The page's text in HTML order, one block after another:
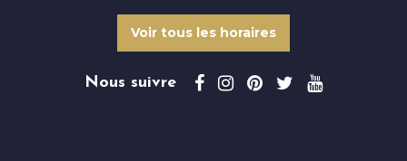
Voir tous les horaires
Nous suivre